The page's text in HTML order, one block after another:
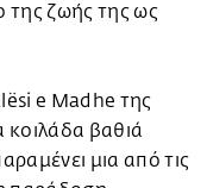
της ζωής της ως
e Madhe της
κοιλάδα βαθιά
μια από τις